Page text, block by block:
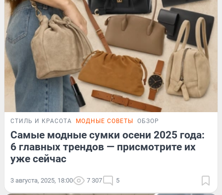
СТИЛЬ И КРАСОТА МОДНЫЕ СОВЕТЫ ОБЗОР
Самые модные сумки осени 2025 года:
6 главных трендов — присмотрите их
уже сейчас
3 августа, 2025, 18:00 7 307 5